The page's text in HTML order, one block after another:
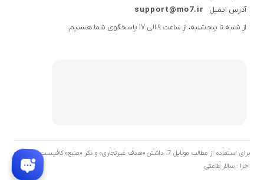
آدرس ایمیل
support@mo7.ir
از شنبه تا پنجشنبه، از ساعت 9 الی 17 پاسخگوی شما هستیم.
برای استفاده از مطالب موبایل 7، داشتن «هدف غیرتجاری» و ذکر «منبع» کافیست. توسعه و
اجرا : سالار طاعتی